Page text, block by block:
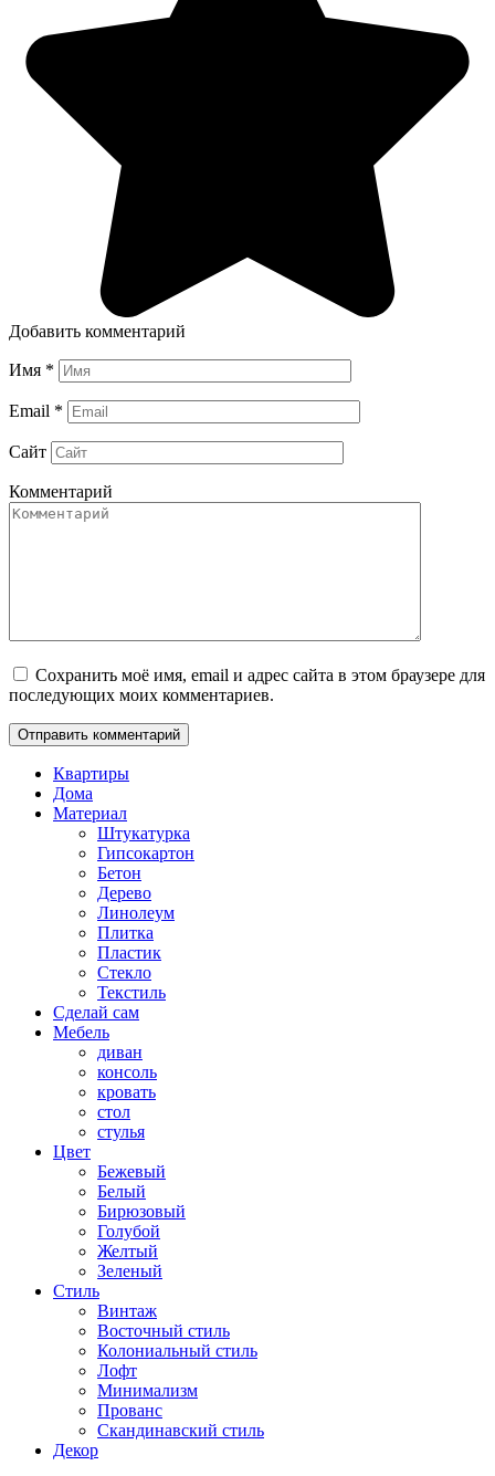
Добавить комментарий
Имя *
Email *
Сайт
Комментарий
Сохранить моё имя, email и адрес сайта в этом браузере для
последующих моих комментариев.
Квартиры
Дома
Материал
Штукатурка
Гипсокартон
Бетон
Дерево
Линолеум
Плитка
Пластик
Стекло
Текстиль
Сделай сам
Мебель
диван
консоль
кровать
стол
стулья
Цвет
Бежевый
Белый
Бирюзовый
Голубой
Желтый
Зеленый
Стиль
Винтаж
Восточный стиль
Колониальный стиль
Лофт
Минимализм
Прованс
Скандинавский стиль
Декор